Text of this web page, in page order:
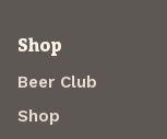
Shop
Beer Club
Shop